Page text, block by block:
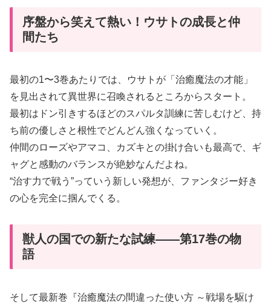
序盤から笑えて熱い！ウサトの成長と仲
間たち
最初の1〜3巻あたりでは、ウサトが「治癒魔法の才能」
を見出されて異世界に召喚されるところからスタート。
最初はドン引きするほどのスパルタ訓練に苦しむけど、持
ち前の優しさと根性でどんどん強くなっていく。
仲間のローズやアマコ、カズキとの掛け合いも最高で、ギ
ャグと感動のバランスが絶妙なんだよね。
“治す力で戦う”っていう新しい発想が、ファンタジー好き
の心を完全に掴んでくる。
獣人の国での新たな試練――第17巻の物
語
そして最新巻『治癒魔法の間違った使い方 ～戦場を駆け